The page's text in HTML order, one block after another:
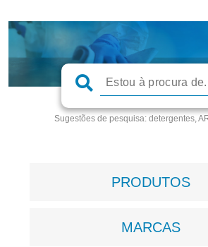
Sugestões de pesquisa:detergentes,
PRODUTOS
MARCAS